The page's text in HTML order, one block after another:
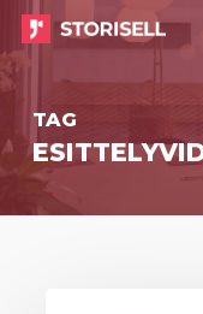
Skip
to
main
content
TAG